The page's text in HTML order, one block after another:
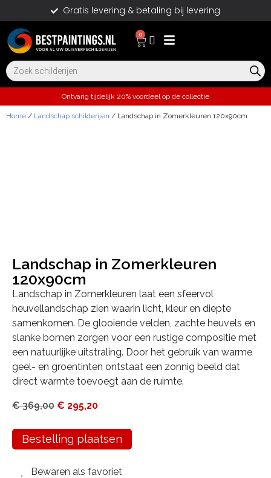
Gratis levering & betaling bij levering
0
Ontvang tijdelijk 20% voordeel op de collectie
Home / Landschap schilderijen / Landschap in Zomerkleuren 120x90cm
Landschap in Zomerkleuren
120x90cm
Landschap in Zomerkleuren laat een sfeervol
heuvellandschap zien waarin licht, kleur en diepte
samenkomen. De glooiende velden, zachte heuvels en
slanke bomen zorgen voor een rustige compositie met
een natuurlijke uitstraling. Door het gebruik van warme
geel- en groentinten ontstaat een zonnig beeld dat
direct warmte toevoegt aan de ruimte.
€369,00 € 295,20
Bestelling plaatsen
Bewaren als favoriet